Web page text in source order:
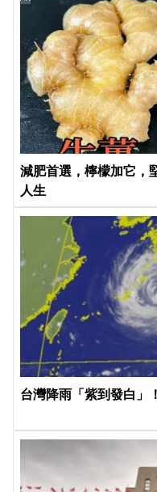
減肥首選，檸檬加它，
人生
台灣降雨「紫到發白」